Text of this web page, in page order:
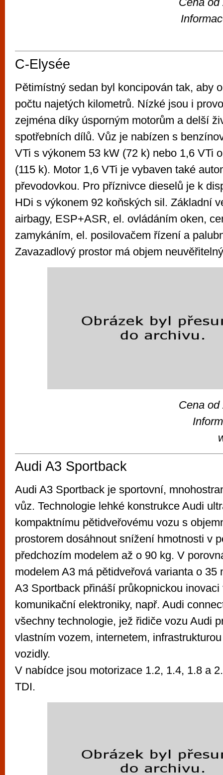
C-Elysée
Pětimístný sedan byl koncipován tak, aby
počtu najetých kilometrů. Nízké jsou i
zejména díky úsporným motorům a delší
spotřebních dílů. Vůz je nabízen s
VTi s výkonem 53 kW (72 k) nebo 1,6 VTi
(115 k). Motor 1,6 VTi je vybaven také
převodovkou. Pro příznivce dieselů je k
HDi s výkonem 92 koňských sil. Základní
airbagy, ESP+ASR, el. ovládáním oken,
zamykáním, el. posilovačem řízení a
Zavazadlový prostor má objem
Cena
Audi A3 Sportback
Audi A3 Sportback je sportovní,
vůz. Technologie lehké konstrukce Audi
kompaktnímu pětidveřovému vozu s
prostorem dosáhnout snížení hmotnosti v
předchozím modelem až o 90 kg. V
modelem A3 má pětidveřová varianta o 35
A3 Sportback přináší průkopnickou
komunikační elektroniky, např. Audi
všechny technologie, jež řidiče vozu Audi
vlastním vozem, internetem,
vozidly.
V nabídce jsou motorizace 1.2, 1.4, 1.8 a
TDI.